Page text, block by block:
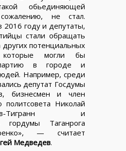
обьединяющей
не стал.
2016 году и депутаты,
стали обращать
других потенциальных
которые могли бы
партию в городе и
Например, среди
депутат Госдумы
бизнесмен и член
политсовета Николай
Тигранн и
гордумы Таганрога
— считает
Медведев.